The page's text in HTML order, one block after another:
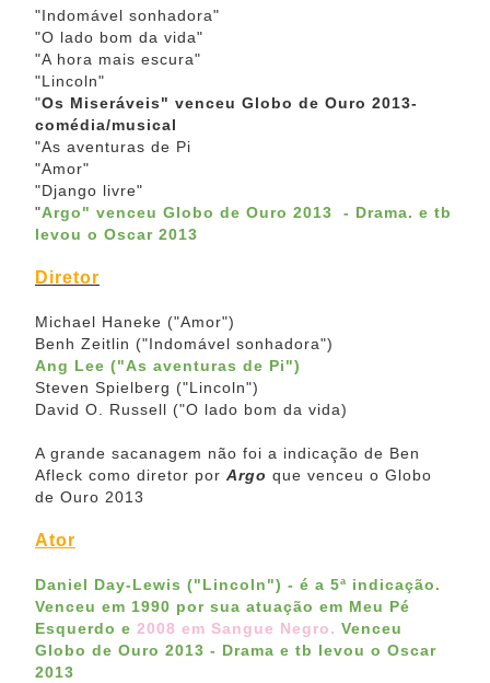
"Indomável sonhadora"
"O lado bom da vida"
"A hora mais escura"
"Lincoln"
"Os Miseráveis" venceu Globo de Ouro 2013-
comédia/musical
"As aventuras de Pi
"Amor"
"Django livre"
"Argo" venceu Globo de Ouro 2013 - Drama. e tb
levou o Oscar 2013
Diretor
Michael Haneke ("Amor")
Benh Zeitlin ("Indomável sonhadora")
Ang Lee ("As aventuras de Pi")
Steven Spielberg ("Lincoln")
David O. Russell ("O lado bom da vida)
A grande sacanagem não foi a indicação de Ben
Afleck como diretor por Argo que venceu o Globo
de Ouro 2013
Ator
Daniel Day-Lewis ("Lincoln") - é a 5ª indicação.
Venceu em 1990 por sua atuação em Meu Pé
Esquerdo e 2008 em Sangue Negro. Venceu
Globo de Ouro 2013 - Drama e tb levou o Oscar
2013